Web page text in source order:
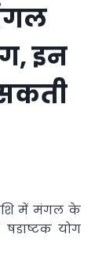
इन
में मंगल के
योग